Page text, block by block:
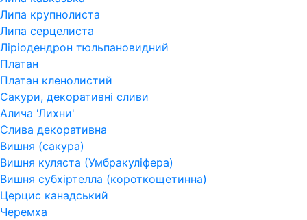
Липа крупнолиста
Липа серцелиста
Ліріодендрон тюльпановидний
Платан
Платан кленолистий
Сакури, декоративні сливи
Алича 'Лихни'
Слива декоративна
Вишня (сакура)
Вишня куляста (Умбракуліфера)
Вишня субхіртелла (короткощетинна)
Церцис канадський
Черемха